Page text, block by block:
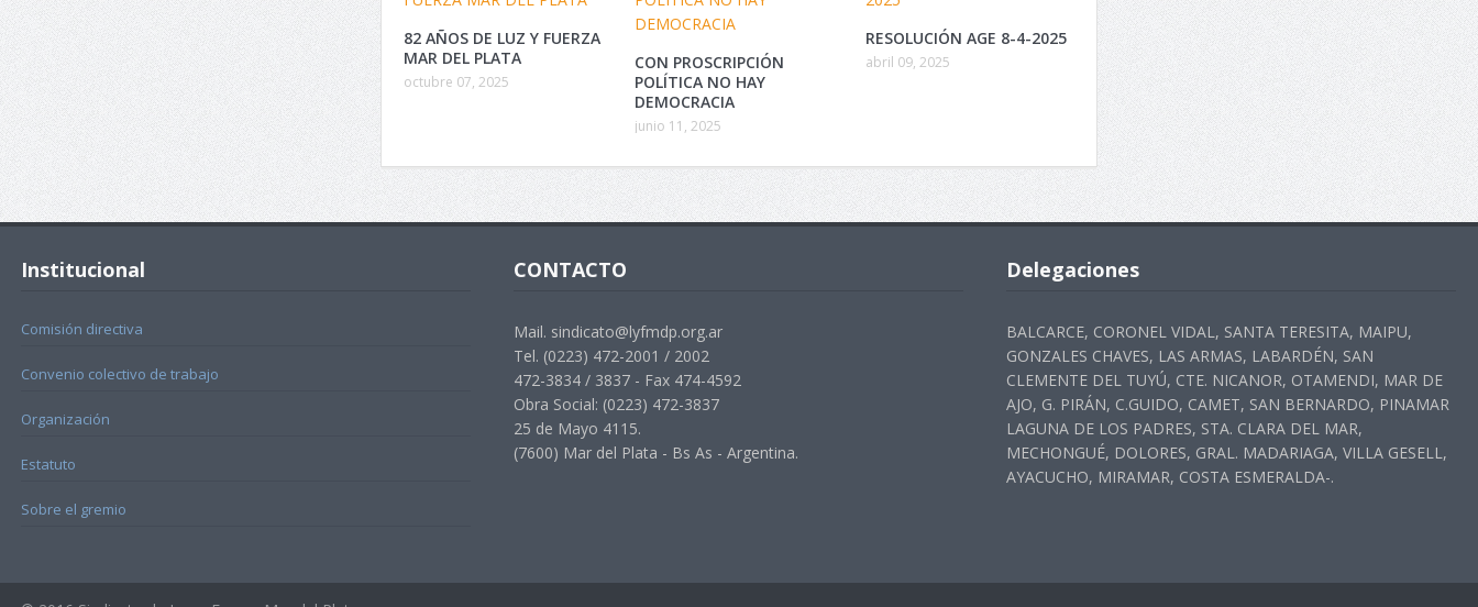
82 AÑOS DE LUZ Y FUERZA
MAR DEL PLATA
octubre 07, 2025
CON PROSCRIPCIÓN
POLÍTICA NO HAY
DEMOCRACIA
junio 11, 2025
RESOLUCIÓN AGE 8-4-2025
abril 09, 2025
Institucional
Comisión directiva
Convenio colectivo de trabajo
Organización
Estatuto
Sobre el gremio
CONTACTO
Mail. sindicato@lyfmdp.org.ar
Tel. (0223) 472-2001 / 2002
472-3834 / 3837 - Fax 474-4592
Obra Social: (0223) 472-3837
25 de Mayo 4115.
(7600) Mar del Plata - Bs As - Argentina.
Delegaciones
BALCARCE, CORONEL VIDAL, SANTA TERESITA, MAIPU,
GONZALES CHAVES, LAS ARMAS, LABARDÉN, SAN
CLEMENTE DEL TUYÚ, CTE. NICANOR, OTAMENDI, MAR DE
AJO, G. PIRÁN, C.GUIDO, CAMET, SAN BERNARDO, PINAMAR
LAGUNA DE LOS PADRES, STA. CLARA DEL MAR,
MECHONGUÉ, DOLORES, GRAL. MADARIAGA, VILLA GESELL,
AYACUCHO, MIRAMAR, COSTA ESMERALDA-.